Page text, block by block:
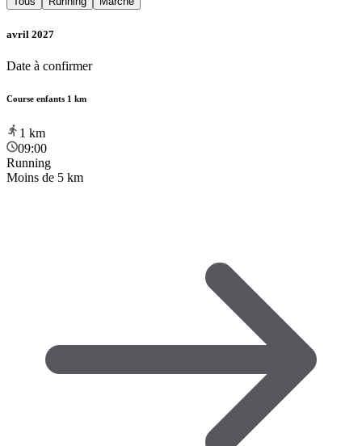
avril 2027
Date à confirmer
Course enfants 1 km
1 km
09:00
Running
Moins de 5 km